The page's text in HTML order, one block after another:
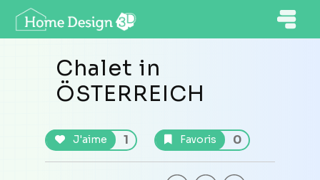
Chalet in
ÖSTERREICH
J'aime 1 Favoris 0